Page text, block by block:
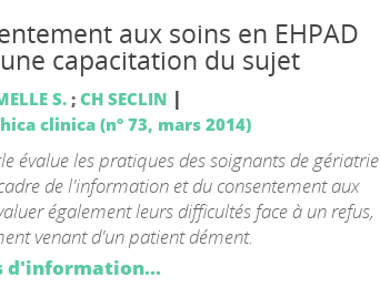
aux soins en EHPAD
capacitation du sujet
S.; CH SECLIN |
clinica (n° 73, mars 2014)
évalue les pratiques des soignants de gériatrie
de l'information et du consentement aux
également leurs difficultés face à un refus,
venant d'un patient dément.
d'information...